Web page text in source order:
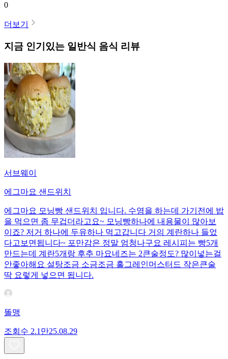
0
더보기
지금 인기있는 일반식 음식 리뷰
서브웨이
에그마요 샌드위치
에그마요 모닝빵 샌드위치 입니다. 수영을 하는데 가기전에 밥
을 먹으면 좀 무겁더라고요~ 모닝빵하나에 내용물이 많아보
이죠? 저거 하나에 두유하나 먹고갑니다 거의 계란하나 들었
다고보면됩니다~ 포만감은 정말 엄청나구요 레시피는 빵5개
만드는데 계란5개랑 후추 마요네즈는 2큰술정도? 많이넣는걸
안좋아해요 설탕조금 소금조금 홀그레인머스터드 작은큰술
딱 요렇게 넣으면 됩니다.
똘맹
조회수 2.1만25.08.29